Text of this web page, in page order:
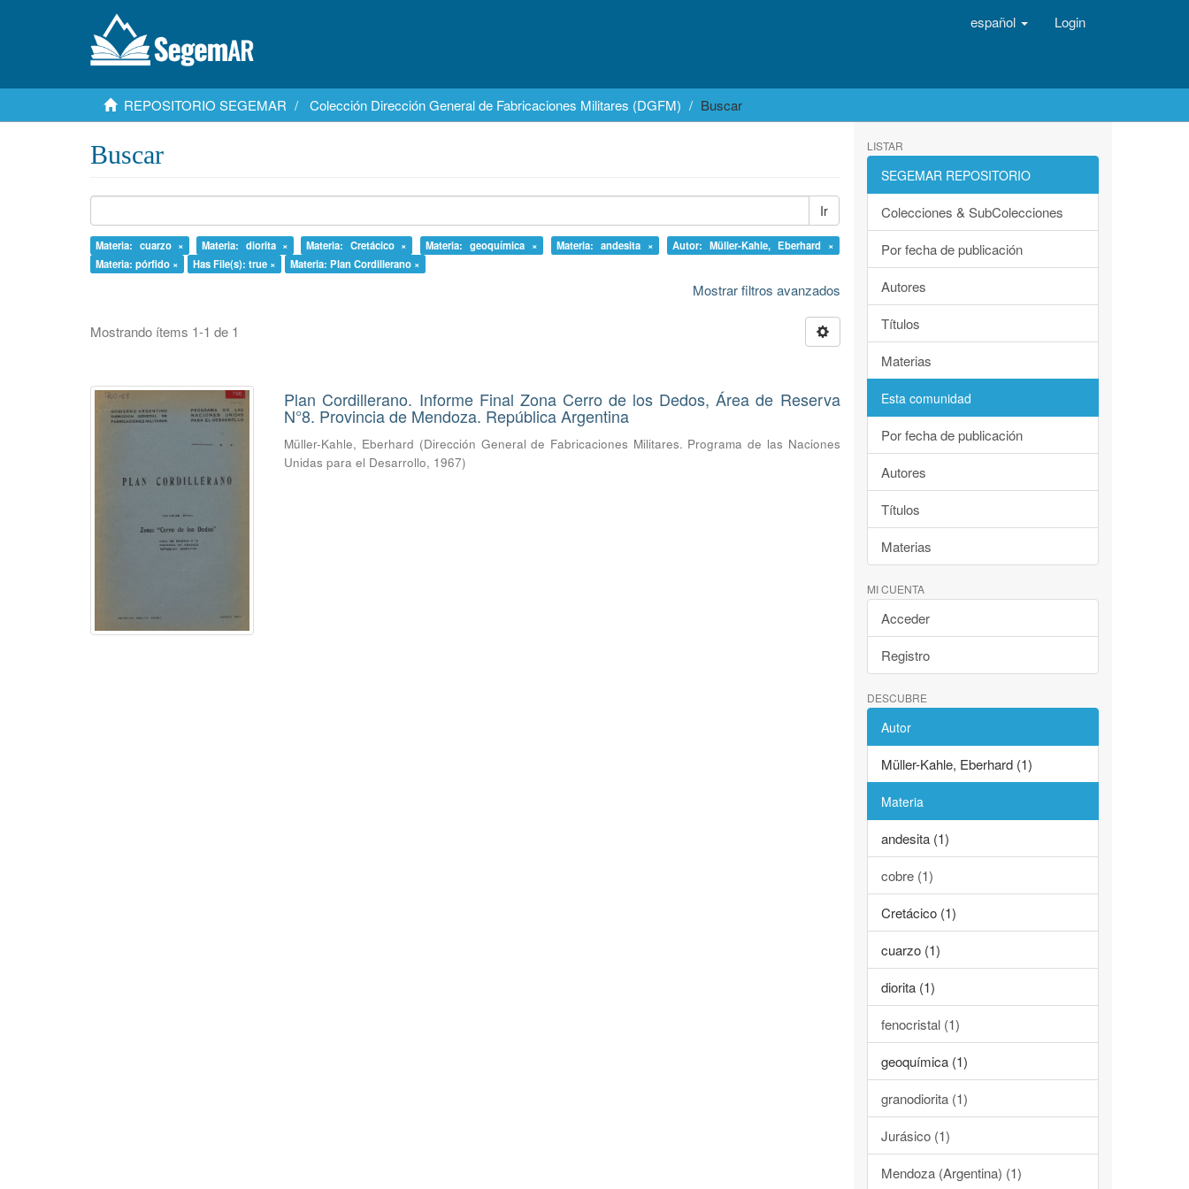
español Login
REPOSITORIO SEGEMAR Colección Dirección General de Fabricaciones Militares (DGFM) Buscar
Buscar
Ir
Materia: cuarzo × Materia: diorita × Materia: Cretácico × Materia: geoquímica × Materia: andesita ×
Autor: Müller-Kahle, Eberhard ×
Materia: pórfido ×
Has File(s): true × Materia: Plan Cordillerano ×
Mostrar filtros avanzados
Mostrando ítems 1-1 de 1
Plan Cordillerano. Informe Final Zona Cerro de los Dedos, Área de Reserva
N°8. Provincia de Mendoza. República Argentina
Müller-Kahle, Eberhard (Dirección General de Fabricaciones Militares. Programa de las Naciones
Unidas para el Desarrollo, 1967)
LISTAR
SEGEMAR REPOSITORIO
Colecciones & SubColecciones
Por fecha de publicación
Autores
Títulos
Materias
Esta comunidad
Por fecha de publicación
Autores
Títulos
Materias
MI CUENTA
Acceder
Registro
DESCUBRE
Autor
Müller-Kahle, Eberhard (1)
Materia
andesita (1)
cobre (1)
Cretácico (1)
cuarzo (1)
diorita (1)
fenocristal (1)
geoquímica (1)
granodiorita (1)
Jurásico (1)
Mendoza (Argentina) (1)